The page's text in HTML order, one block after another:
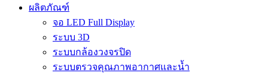
ผลิตภัณฑ์
จอ LED Full Display
ระบบ 3D
ระบบกล้องวงจรปิด
ระบบตรวจคุณภาพอากาศและน้ำ